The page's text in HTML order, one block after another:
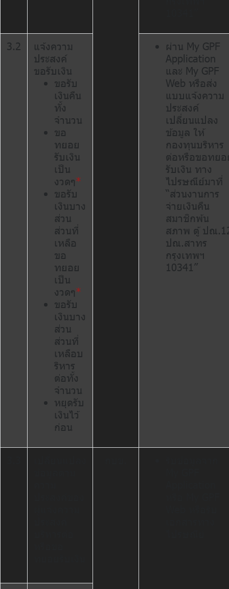
3.2
แจ้งความ
ประสงค์
ขอรับเงิน
ขอรับ
เงินคืน
ทั้ง
จำนวน
ขอ
ทยอย
รับเงิน
เป็น
งวดๆ*
ขอรับ
เงินบาง
ส่วน
ส่วนที่
เหลือ
ขอ
ทยอย
เป็น
งวดๆ*
ขอรับ
เงินบาง
ส่วน
ส่วนที่
เหลือบ
ริหาร
ต่อทั้ง
จำนวน
หยุดรับ
เงินไว้
ก่อน
ผ่าน My GPF
Application
และ My GPF
Web หรือส่ง
แบบแจ้งความ
ประสงค์
เปลี่ยนแปลง
ข้อมูล ให้
กองทุนบริหาร
ต่อหรือขอทย
รับเงิน ทาง
ไปรษณีย์มาที่
“ส่วนงานการ
จ่ายเงินคืน
สมาชิกพ้น
สภาพ ตู้ ปณ
ปณ.สาทร
กรุงเทพฯ
10341”